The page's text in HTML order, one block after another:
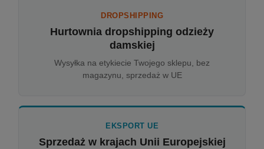
DROPSHIPPING
Hurtownia dropshipping odzieży
damskiej
Wysyłka na etykiecie Twojego sklepu, bez
magazynu, sprzedaż w UE
EKSPORT UE
Sprzedaż w krajach Unii Europejskiej